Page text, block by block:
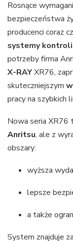
Rosnące
bezpieczeństwa
producenci coraz
systemy
potrzeby firma
X-RAYXR76,
skuteczniejszym
pracy na szybkich
Nowa seria XR76
Anritsu, ale z
obszary:
wyższa
lepsze
a także
System znajduje